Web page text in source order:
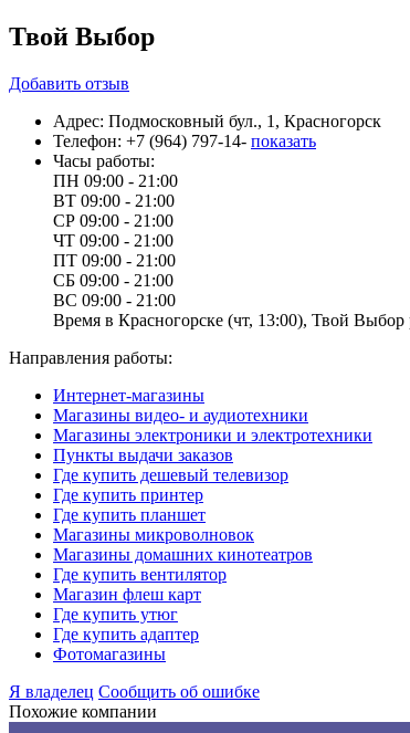
Твой Выбор
Добавить отзыв
Адрес: Подмосковный бул., 1, Красногорск
Телефон: +7 (964) 797-14- показать
Часы работы:
ПН 09:00 - 21:00
ВТ 09:00 - 21:00
СР 09:00 - 21:00
ЧТ 09:00 - 21:00
ПТ 09:00 - 21:00
СБ 09:00 - 21:00
ВС 09:00 - 21:00
Время в Красногорске (чт, 13:00), Твой Выбор
Направления работы:
Интернет-магазины
Магазины видео- и аудиотехники
Магазины электроники и электротехники
Пункты выдачи заказов
Где купить дешевый телевизор
Где купить принтер
Где купить планшет
Магазины микроволновок
Магазины домашних кинотеатров
Где купить вентилятор
Магазин флеш карт
Где купить утюг
Где купить адаптер
Фотомагазины
Я владелец Сообщить об ошибке
Похожие компании